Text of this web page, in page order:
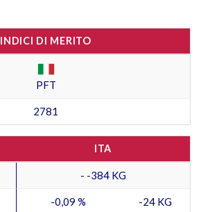
INDICI DI MERITO
PFT
2781
ITA
- -384 KG
-0,09 % -24 KG